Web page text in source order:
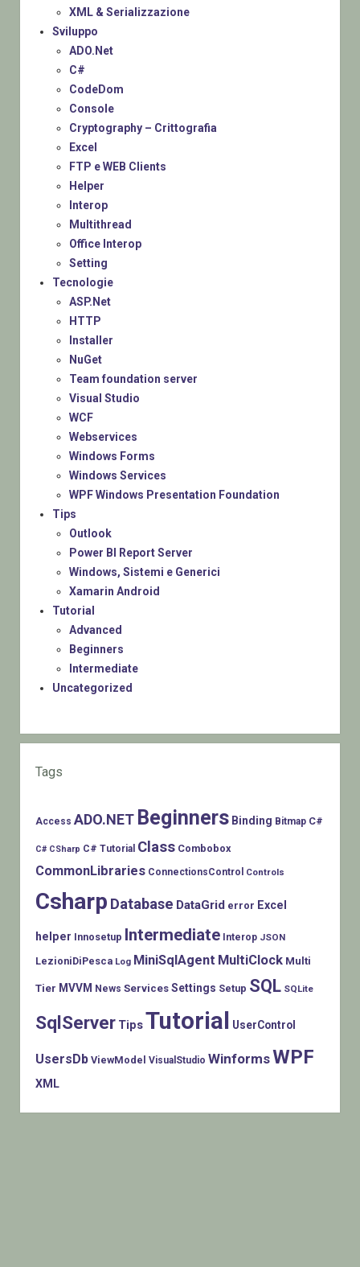
XML & Serializzazione
Sviluppo
ADO.Net
C#
CodeDom
Console
Cryptography – Crittografia
Excel
FTP e WEB Clients
Helper
Interop
Multithread
Office Interop
Setting
Tecnologie
ASP.Net
HTTP
Installer
NuGet
Team foundation server
Visual Studio
WCF
Webservices
Windows Forms
Windows Services
WPF Windows Presentation Foundation
Tips
Outlook
Power BI Report Server
Windows, Sistemi e Generici
Xamarin Android
Tutorial
Advanced
Beginners
Intermediate
Uncategorized
Tags
Access ADO.NET Beginners Binding Bitmap C#
C# CSharp C# Tutorial Class Combobox
CommonLibraries ConnectionsControl Controls
Csharp Database DataGrid error Excel
helper Innosetup Intermediate Interop JSON
LezioniDiPesca Log MiniSqlAgent MultiClock Multi
Tier MVVM News Services Settings Setup SQL SQLite
SqlServer TipsTutorial UserControl
UsersDb ViewModel VisualStudio WinformsWPF
XML